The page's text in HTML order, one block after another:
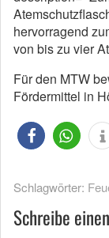
hervorragend
von bis zu vier
Für den MTW
Fördermittel in
Schlagwörter:
Schreibe